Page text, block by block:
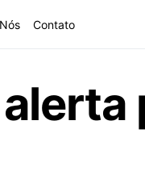
Contato